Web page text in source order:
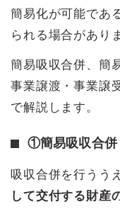
簡易化が可能であ
られる場合があり
簡易吸収合併、簡
事業譲渡・事業譲
で解説します。
①簡易吸収合併
吸収合併を行うう
して交付する財産